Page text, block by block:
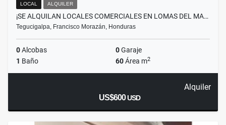
LOCAL ALQUILER
¡SE ALQUILAN LOCALES COMERCIALES EN LOMAS DEL MA…
Tegucigalpa, Francisco Morazán, Honduras
0Alcobas 0Garaje
1 Baño 60Área m2
Alquiler
US$600USD